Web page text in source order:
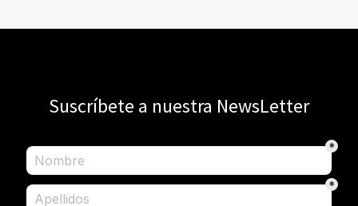
Suscríbete a nuestra NewsLetter